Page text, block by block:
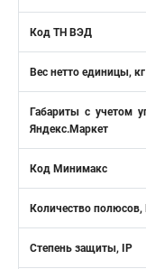
Код ТН ВЭД
Вес нетто единицы, кг
Габариты с учетом
Яндекс.Маркет
Код Минимакс
Количество полюсов,
Степень защиты, IP